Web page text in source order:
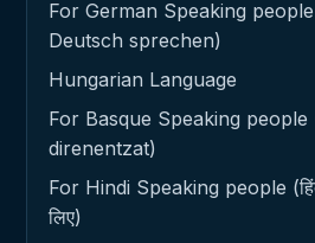
For German Speaking
Deutsch sprechen)
Hungarian Language
For Basque Speaking
direnentzat)
For Hindi Speaking people
लिए)